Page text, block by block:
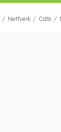
Nettverk Cat6